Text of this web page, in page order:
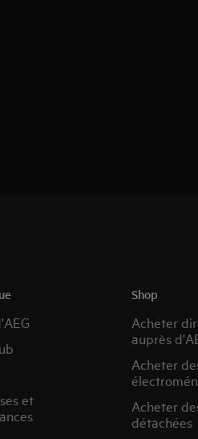
et
Shop
Acheter
auprès
Acheter
Acheter
détachées